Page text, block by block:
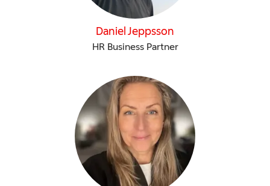
Daniel Jeppsson
HR Business Partner